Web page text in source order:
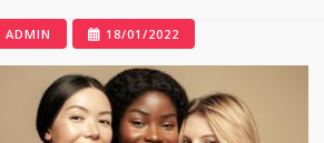
ADMIN 18/01/2022